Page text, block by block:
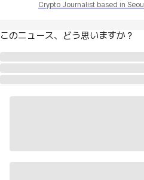
Crypto Journalist based in Seoul
このニュース、どう思いますか？